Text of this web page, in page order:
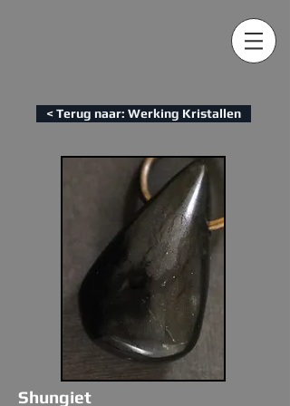
< Terug naar: Werking Kristallen
Shungiet